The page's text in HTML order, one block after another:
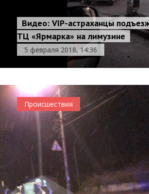
Видео: VIP-астраханцы
ТЦ «Ярмарка» на лимузине
5 февраля 2018, 14:36
Происшествия